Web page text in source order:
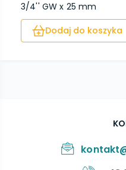
3/4'' GW x 25 mm
Dodaj do koszyka